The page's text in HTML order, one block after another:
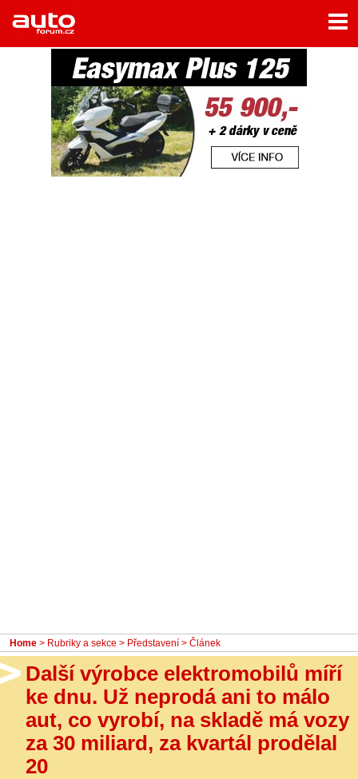
Home
Rubriky
- Jízdní dojmy a další testy
- Bleskovky
Home > Rubriky a sekce > Představení > Článek
Další výrobce elektromobilů míří
ke dnu. Už neprodá ani to málo
aut, co vyrobí, na skladě má vozy
za 30 miliard, za kvartál prodělal
20